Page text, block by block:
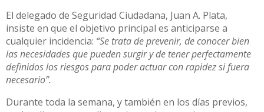
El delegado de Seguridad Ciudadana, Juan A. Plata,
insiste en que el objetivo principal es anticiparse a
cualquier incidencia: “Se trata de prevenir, de conocer bien
las necesidades que pueden surgir y de tener perfectamente
definidos los riesgos para poder actuar con rapidez si fuera
necesario”.
Durante toda la semana, y también en los días previos,